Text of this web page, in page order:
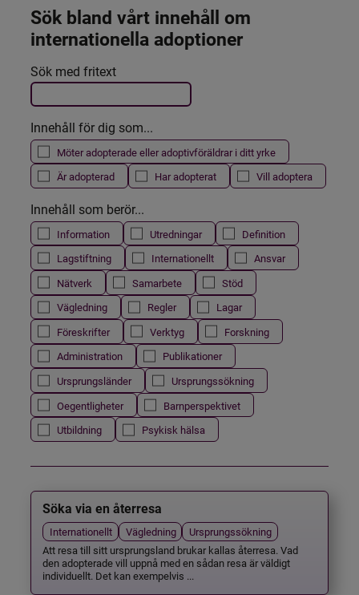
Sök bland vårt innehåll om
internationella adoptioner
Filtrera resultatet
Det här formuläret postas automatiskt
Sök med fritext
Innehåll för dig som...
Möter adopterade eller adoptivföräldrar i ditt yrke
Är adopterad
Har adopterat Vill adoptera
Innehåll som berör...
Information Utredningar
Definition
Lagstiftning
Internationellt
Ansvar
Nätverk
Samarbete
Stöd
Vägledning
Regler
Lagar
Föreskrifter
Verktyg
Forskning
Administration
Publikationer
Ursprungsländer
Ursprungssökning
Oegentligheter
Barnperspektivet
Utbildning
Psykisk hälsa
Söka via en återresa
Internationellt Vägledning
Ursprungssökning
Att resa till sitt ursprungsland brukar kallas återresa. Vad
den adopterade vill uppnå med en sådan resa är väldigt
individuellt. Det kan exempelvis ...